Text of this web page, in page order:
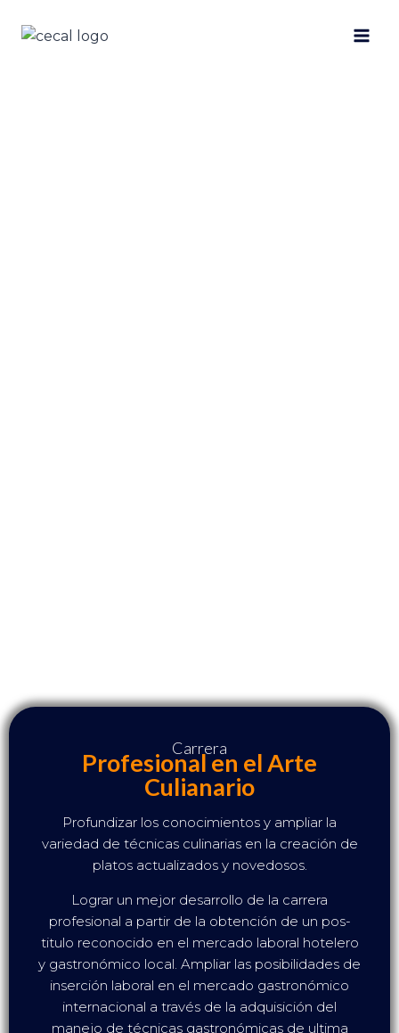
Carrera
Profesional en el Arte
Culianario
Profundizar los conocimientos y ampliar la
variedad de técnicas culinarias en la creación de
platos actualizados y novedosos.
Lograr un mejor desarrollo de la carrera
profesional a partir de la obtención de un pos-
titulo reconocido en el mercado laboral hotelero
y gastronómico local. Ampliar las posibilidades de
inserción laboral en el mercado gastronómico
internacional a través de la adquisición del
manejo de técnicas gastronómicas de ultima